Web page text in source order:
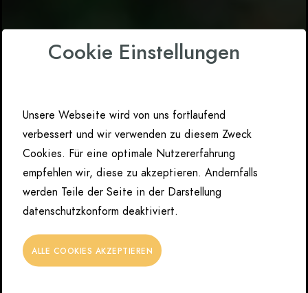
Cookie Einstellungen
Unsere Webseite wird von uns fortlaufend
verbessert und wir verwenden zu diesem Zweck
Cookies. Für eine optimale Nutzererfahrung
empfehlen wir, diese zu akzeptieren. Andernfalls
werden Teile der Seite in der Darstellung
datenschutzkonform deaktiviert.
ALLE COOKIES AKZEPTIEREN